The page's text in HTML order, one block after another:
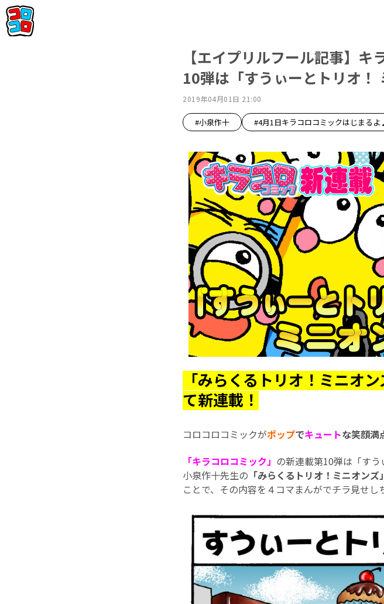
【エイプリルフール記事】
10弾は「すうぃーとトリオ！
2019年04月01日 21:00
#小泉作十 #4月1日キラコロコミックはじまるよ
「みらくるトリオ！ミニオ
て新連載！
コロコロコミックがポップでキュートな笑顔満
「キラコロコミック」 の新連載第10弾は「す
小泉作十先生の 「みらくるトリオ！ミニオンズ」
ことで、その内容を４コマまんがでチラ見せし